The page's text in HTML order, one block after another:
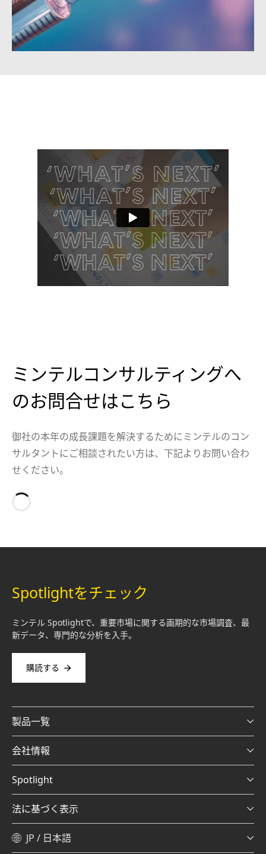
ミンテルコンサルティングへ
のお問合せはこちら
御社の本年の成長課題を解決するためにミンテルのコン
サルタントにご相談されたい方は、下記よりお問い合わ
せください。
Spotlightをチェック
ミンテル Spotlightで、重要市場に関する画期的な市場調査、最
新データ、専門的な分析を入手。
購読する
製品一覧
会社情報
Spotlight
法に基づく表示
JP / 日本語